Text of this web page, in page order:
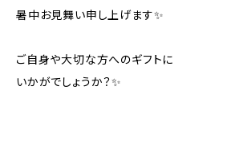
暑中お見舞い申し上げます✨
ご自身や大切な方へのギフトに
いかがでしょうか？✨